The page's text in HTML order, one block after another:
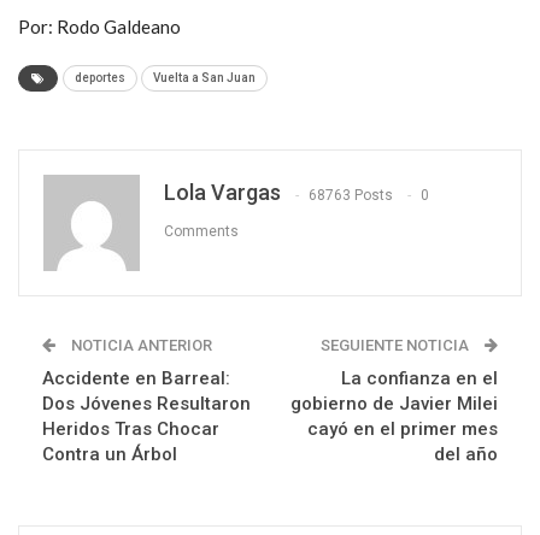
Por: Rodo Galdeano
deportes Vuelta a San Juan
Lola Vargas 68763 Posts 0
Comments
NOTICIA ANTERIOR
Accidente en Barreal:
Dos Jóvenes Resultaron
Heridos Tras Chocar
Contra un Árbol
SEGUIENTE NOTICIA
La confianza en el
gobierno de Javier Milei
cayó en el primer mes
del año